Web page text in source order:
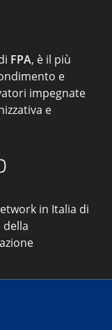
FPA, è il più
e
impegnate
e
in Italia di